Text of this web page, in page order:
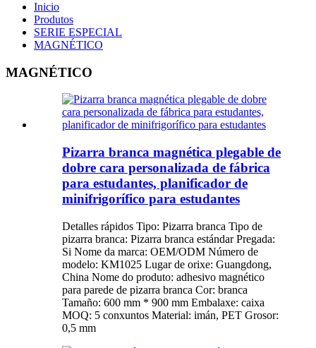
Inicio
Produtos
SERIE ESPECIAL
MAGNÉTICO
MAGNÉTICO
Pizarra branca magnética plegable de
dobre cara personalizada de fábrica
para estudantes, planificador de
minifrigorífico para estudantes
Detalles rápidos Tipo: Pizarra branca Tipo de
pizarra branca: Pizarra branca estándar Pregada:
Si Nome da marca: OEM/ODM Número de
modelo: KM1025 Lugar de orixe: Guangdong,
China Nome do produto: adhesivo magnético
para parede de pizarra branca Cor: branca
Tamaño: 600 mm * 900 mm Embalaxe: caixa
MOQ: 5 conxuntos Material: imán, PET Grosor:
0,5 mm